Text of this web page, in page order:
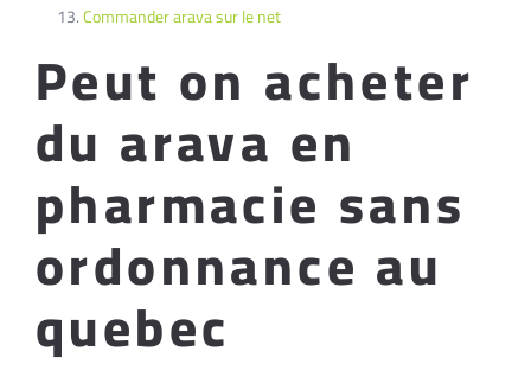
Commander arava sur le net
Peut on acheter
du arava en
pharmacie sans
ordonnance au
quebec